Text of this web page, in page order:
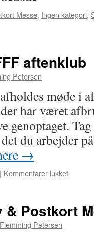
Messe, Ingen kategori,
aftenklub
Petersen
møde i
har været
genoptaget.
du arbejder
→
| Kommentarer lukkettil
Postkort
Flemming Petersen